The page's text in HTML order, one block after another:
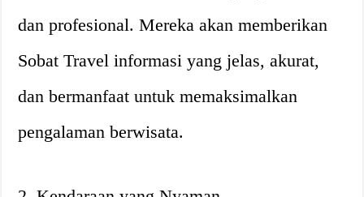
dan profesional. Mereka akan memberikan
Sobat Travel informasi yang jelas, akurat,
dan bermanfaat untuk memaksimalkan
pengalaman berwisata.